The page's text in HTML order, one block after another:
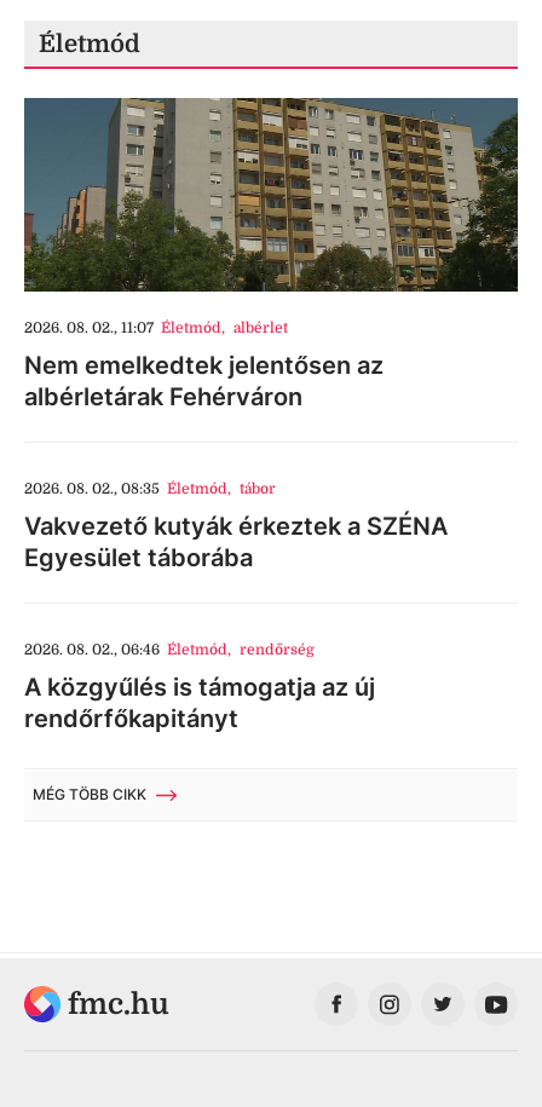
Életmód
2026. 08. 02., 11:07 Életmód, albérlet
Nem emelkedtek jelentősen az
albérletárak Fehérváron
2026. 08. 02., 08:35 Életmód, tábor
Vakvezető kutyák érkeztek a SZÉNA
Egyesület táborába
2026. 08. 02., 06:46 Életmód, rendőrség
A közgyűlés is támogatja az új
rendőrfőkapitányt
MÉG TÖBB CIKK
fmc.hu